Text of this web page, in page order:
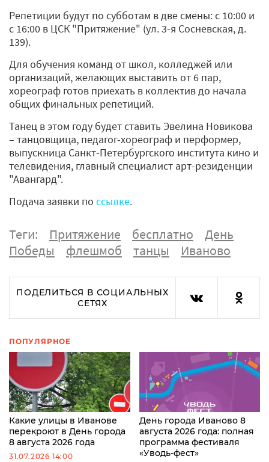
Репетиции будут по субботам в две смены: с 10:00 и
с 16:00 в ЦСК "Притяжение" (ул. 3-я Сосневская, д.
139).
Для обучения команд от школ, колледжей или
организаций, желающих выставить от 6 пар,
хореограф готов приехать в коллектив до начала
общих финальных репетиций.
Танец в этом году будет ставить Эвелина Новикова
– танцовщица, педагог-хореограф и перформер,
выпускница Санкт-Петербургского института кино и
телевидения, главный специалист арт-резиденции
"Авангард".
Подача заявки по ссылке.
Теги: Притяжение бесплатно
День
Победы
флешмоб танцы Иваново
ПОДЕЛИТЬСЯ В СОЦИАЛЬНЫХ
СЕТЯХ
ПОПУЛЯРНОЕ
Какие улицы в Иванове
перекроют в День города
8 августа 2026 года
31.07.2026 14:00
День города Иваново 8
августа 2026 года: полная
программа фестиваля
«Уводь-фест»